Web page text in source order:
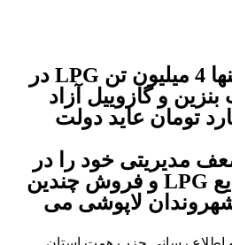
با استفاده سالانه تنها 4 میلیون تن LPG در
و گازوییل آزاد
میلیارد تومان عاید دولت
مدیریتی خود را در
سهمیه بندی گاز مایع LPG و فروش چندین
شهروندان لاپوشی می